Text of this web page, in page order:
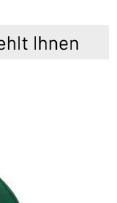
Ihnen